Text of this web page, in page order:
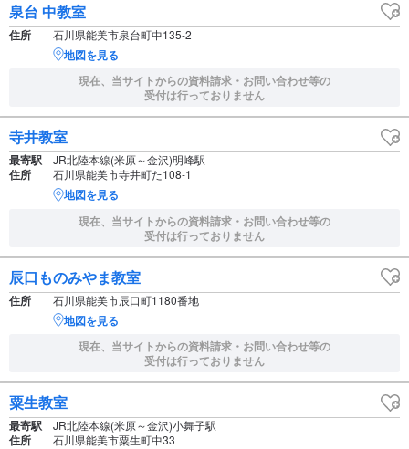
泉台 中教室
住所 石川県能美市泉台町中135-2
地図を見る
現在、当サイトからの資料請求・お問い合わせ等の
受付は行っておりません
寺井教室
最寄駅 JR北陸本線(米原～金沢)明峰駅
住所 石川県能美市寺井町た108-1
地図を見る
現在、当サイトからの資料請求・お問い合わせ等の
受付は行っておりません
辰口ものみやま教室
住所 石川県能美市辰口町1180番地
地図を見る
現在、当サイトからの資料請求・お問い合わせ等の
受付は行っておりません
粟生教室
最寄駅 JR北陸本線(米原～金沢)小舞子駅
住所 石川県能美市粟生町中33